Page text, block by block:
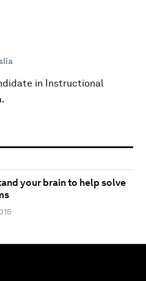
in Instructional
your brain to help solve